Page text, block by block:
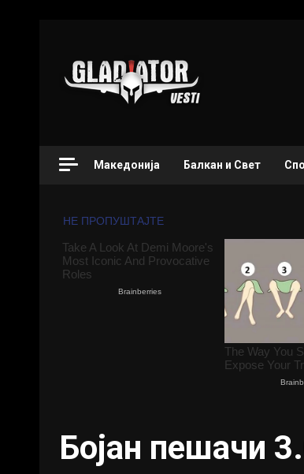
Македонија Балкан и Свет
Бојан пешачи